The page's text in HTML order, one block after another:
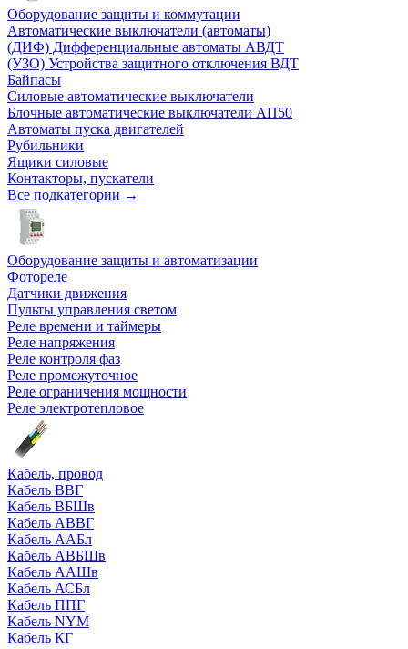
Оборудование защиты и коммутации
Автоматические выключатели (автоматы)
(ДИФ) Дифференциальные автоматы АВДТ
(УЗО) Устройства защитного отключения ВДТ
Байпасы
Силовые автоматические выключатели
Блочные автоматические выключатели АП50
Автоматы пуска двигателей
Рубильники
Ящики силовые
Контакторы, пускатели
Все подкатегории →
Оборудование защиты и автоматизации
Фотореле
Датчики движения
Пульты управления светом
Реле времени и таймеры
Реле напряжения
Реле контроля фаз
Реле промежуточное
Реле ограничения мощности
Реле электротепловое
Кабель, провод
Кабель ВВГ
Кабель ВБШв
Кабель АВВГ
Кабель ААБл
Кабель АВБШв
Кабель ААШв
Кабель АСБл
Кабель ППГ
Кабель NYM
Кабель КГ